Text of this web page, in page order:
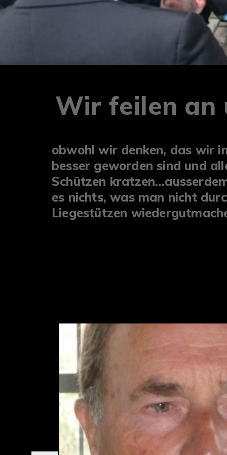
Wir feilen an
obwohl wir denken, das wir
besser geworden sind und
Schützen
es nichts, was man nicht
Liegestützen